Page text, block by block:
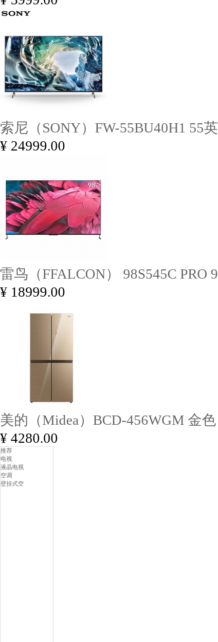
索尼（SONY）FW-55BU40H1 55
¥ 24999.00
雷鸟（FFALCON） 98S545C PRO
¥ 18999.00
美的（Midea）BCD-456WGM 金
¥ 4280.00
推荐
电视
液晶电视
空调
壁挂式空